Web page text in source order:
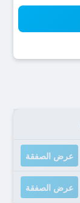
عرض الصفقة
عرض الصفقة